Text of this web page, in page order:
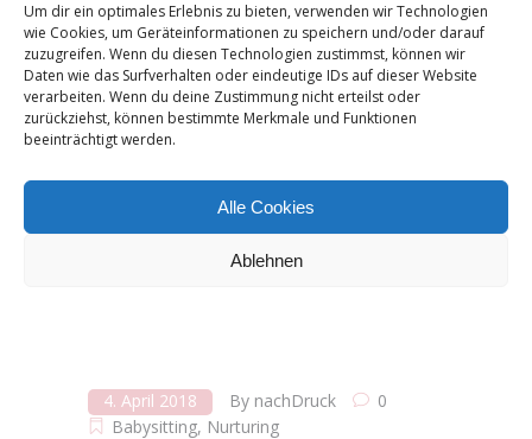
Um dir ein optimales Erlebnis zu bieten, verwenden wir Technologien
wie Cookies, um Geräteinformationen zu speichern und/oder darauf
zuzugreifen. Wenn du diesen Technologien zustimmst, können wir
Daten wie das Surfverhalten oder eindeutige IDs auf dieser Website
verarbeiten. Wenn du deine Zustimmung nicht erteilst oder
zurückziehst, können bestimmte Merkmale und Funktionen
beeinträchtigt werden.
Alle Cookies
Ablehnen
Babies Singing
Etiam rhoncus. Maecenas tempus, tellus eget
condimentum rhoncus, sem quam semper
libero, sit amet adipiscing sem neque sed
commodo ligula eget dolor. Aenean massa.
4. April 2018 By nachDruck
0
Babysitting, Nurturing